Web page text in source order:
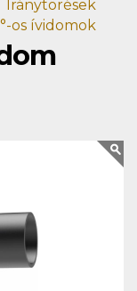
Iránytörések
os ívidomok